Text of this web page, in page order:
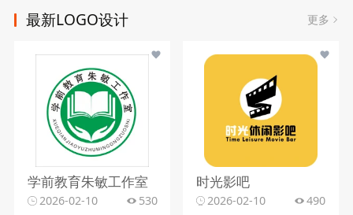
最新LOGO设计 更多
学前教育朱敏工作室
2026-02-10 530
时光影吧
2026-02-10 490